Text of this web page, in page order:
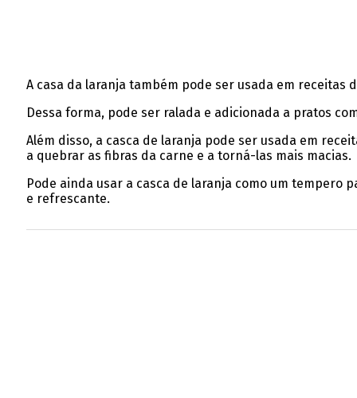
A casa da laranja também pode ser usada em receitas
Dessa forma, pode ser ralada e adicionada a pratos
Além disso, a casca de laranja pode ser usada em
a quebrar as fibras da carne e a torná-las mais macias.
Pode ainda usar a casca de laranja como um tempero
e refrescante.